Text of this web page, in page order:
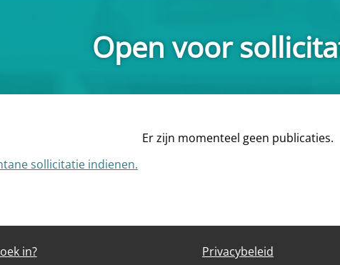
Open voor
Er zijn momenteel geen publicaties.
sollicitatie indienen.
in?
Privacybeleid